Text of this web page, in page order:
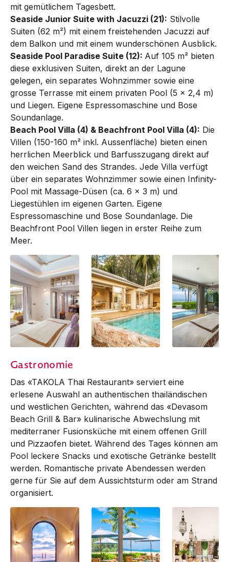
mit gemütlichem Tagesbett.
Seaside Junior Suite with Jacuzzi (21): Stilvolle
Suiten (62 m²) mit einem freistehenden Jacuzzi auf
dem Balkon und mit einem wunderschönen Ausblick.
Seaside Pool Paradise Suite (12): Auf 105 m² bieten
diese exklusiven Suiten, direkt an der Lagune
gelegen, ein separates Wohnzimmer sowie eine
grosse Terrasse mit einem privaten Pool (5 x 2,4 m)
und Liegen. Eigene Espressomaschine und Bose
Soundanlage.
Beach Pool Villa (4) & Beachfront Pool Villa (4): Die
Villen (150-160 m² inkl. Aussenfläche) bieten einen
herrlichen Meerblick und Barfusszugang direkt auf
den weichen Sand des Strandes. Jede Villa verfügt
über ein separates Wohnzimmer sowie einen Infinity-
Pool mit Massage-Düsen (ca. 6 x 3 m) und
Liegestühlen im eigenen Garten. Eigene
Espressomaschine und Bose Soundanlage. Die
Beachfront Pool Villen liegen in erster Reihe zum
Meer.
Gastronomie
Das «TAKOLA Thai Restaurant» serviert eine
erlesene Auswahl an authentischen thailändischen
und westlichen Gerichten, während das «Devasom
Beach Grill & Bar» kulinarische Abwechslung mit
mediterraner Fusionsküche mit einem offenen Grill
und Pizzaofen bietet. Während des Tages können am
Pool leckere Snacks und exotische Getränke bestellt
werden. Romantische private Abendessen werden
gerne für Sie auf dem Aussichtsturm oder am Strand
organisiert.